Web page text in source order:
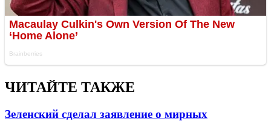
ЧИТАЙТЕ ТАКЖЕ
Зеленский сделал заявление о мирных